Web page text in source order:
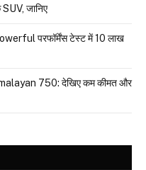
जानिए
परफॉर्मेंस टेस्ट में 10 लाख
750: देखिए कम कीमत और